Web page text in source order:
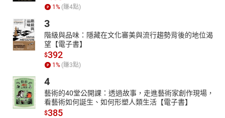
1 % (賺4點)
3
階級與品味：隱藏在文化審美與流行趨勢背後的地位渴
望【電子書】
$392
1 % (賺3點)
4
藝術的40堂公開課：透過故事，走進藝術家創作現場，
看藝術如何誕生、如何形塑人類生活【電子書】
$385